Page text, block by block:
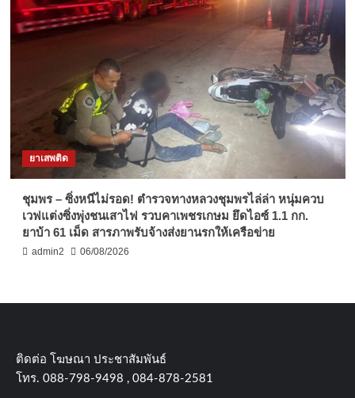
ยาเสพติด
ชุมพร – ซิ่งหนีไม่รอด! ตำรวจทางหลวงชุมพรไล่ล่า หนุ่มควบ
เวฟแต่งซิ่งพุ่งชนเสาไฟ รวบคาเพชรเกษม ยึดไอซ์ 1.1 กก.
ยาบ้า 61 เม็ด สารภาพรับจ้างส่งยานรกให้เครือข่าย
admin2 06/08/2026
ติดต่อ​ โฆษณา​ ประชาสัมพันธ์
โทร​. 088-798-9498 , 084-878-2581